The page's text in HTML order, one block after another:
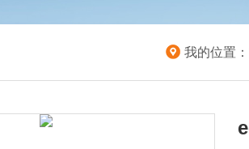
我的位置：